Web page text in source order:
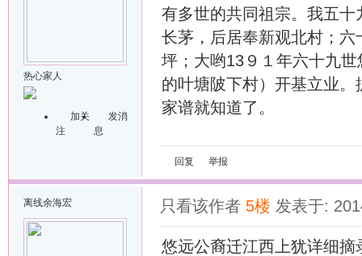
热心家人
加关
注
发消
息
有多世的共同祖宗。我五
长茅，后居奉新观北村；
坪；大哟13９１年六十九
的叶塘陂下村）开基立业
家谱就知道了。
回复 举报
离线余海宏 只看该作者 5楼 发表于:
悠远公裔迁江西上犹详细摘